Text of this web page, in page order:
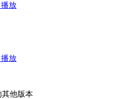
放
放
其他版本